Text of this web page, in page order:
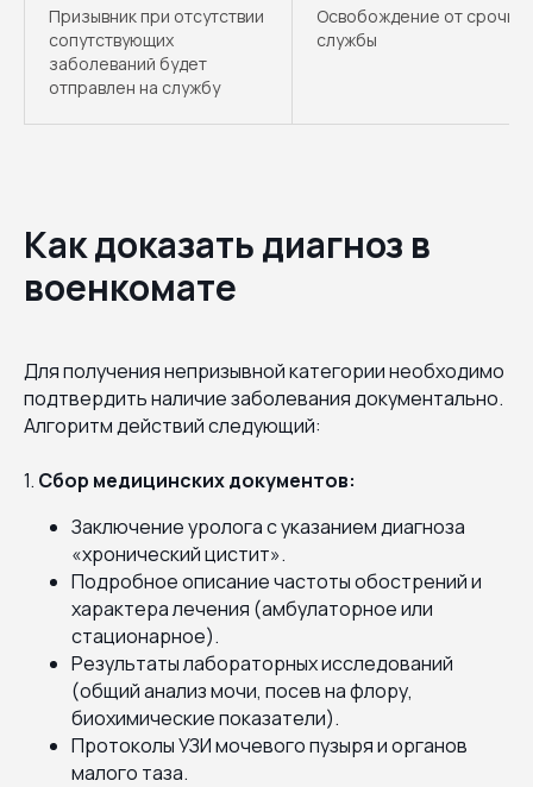
Призывник при отсутствии
сопутствующих
заболеваний будет
отправлен на службу
Освобождение от
службы
Как доказать диагноз в
военкомате
Для получения непризывной категории необходимо
подтвердить наличие заболевания документально.
Алгоритм действий следующий:
1. Сбор медицинских документов:
Заключение уролога с указанием диагноза
«хронический цистит».
Подробное описание частоты обострений и
характера лечения (амбулаторное или
стационарное).
Результаты лабораторных исследований
(общий анализ мочи, посев на флору,
биохимические показатели).
Протоколы УЗИ мочевого пузыря и органов
малого таза.